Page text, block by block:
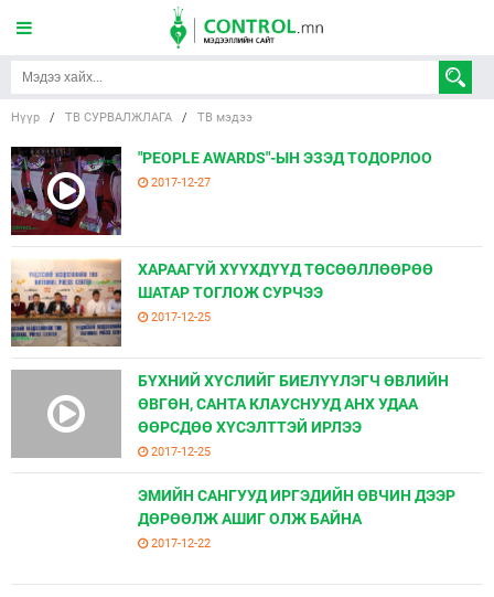
Нүүр / ТВ СУРВАЛЖЛАГА / ТВ мэдээ
"PEOPLE AWARDS"-ЫН ЭЗЭД ТОДОРЛОО
2017-12-27
ХАРААГҮЙ ХҮҮХДҮҮД ТӨСӨӨЛЛӨӨРӨӨ
ШАТАР ТОГЛОЖ СУРЧЭЭ
2017-12-25
БҮХНИЙ ХҮСЛИЙГ БИЕЛҮҮЛЭГЧ ӨВЛИЙН
ӨВГӨН, САНТА КЛАУСНУУД АНХ УДАА
ӨӨРСДӨӨ ХҮСЭЛТТЭЙ ИРЛЭЭ
2017-12-25
ЭМИЙН САНГУУД ИРГЭДИЙН ӨВЧИН ДЭЭР
ДӨРӨӨЛЖ АШИГ ОЛЖ БАЙНА
2017-12-22